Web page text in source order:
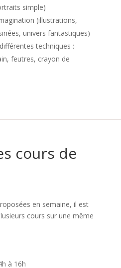
simple)
(illustrations,
univers fantastiques)
techniques :
feutres, crayon de
cours de
en semaine, il est
cours sur une même
à 16h